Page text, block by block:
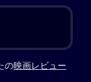
の映画レビュー